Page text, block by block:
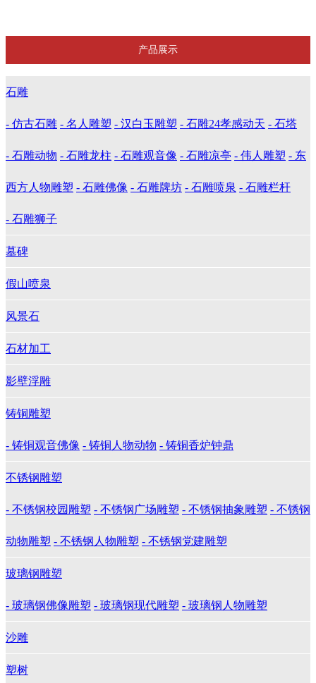
产品展示
石雕
- 仿古石雕 - 名人雕塑 - 汉白玉雕塑 - 石雕24孝感动天 - 石塔
- 石雕动物 - 石雕龙柱 - 石雕观音像 - 石雕凉亭 - 伟人雕塑 - 东
西方人物雕塑 - 石雕佛像 - 石雕牌坊 - 石雕喷泉 - 石雕栏杆
- 石雕狮子
墓碑
假山喷泉
风景石
石材加工
影壁浮雕
铸铜雕塑
- 铸铜观音佛像 - 铸铜人物动物 - 铸铜香炉钟鼎
不锈钢雕塑
- 不锈钢校园雕塑 - 不锈钢广场雕塑 - 不锈钢抽象雕塑 - 不锈钢
动物雕塑 - 不锈钢人物雕塑 - 不锈钢党建雕塑
玻璃钢雕塑
- 玻璃钢佛像雕塑 - 玻璃钢现代雕塑 - 玻璃钢人物雕塑
沙雕
塑树